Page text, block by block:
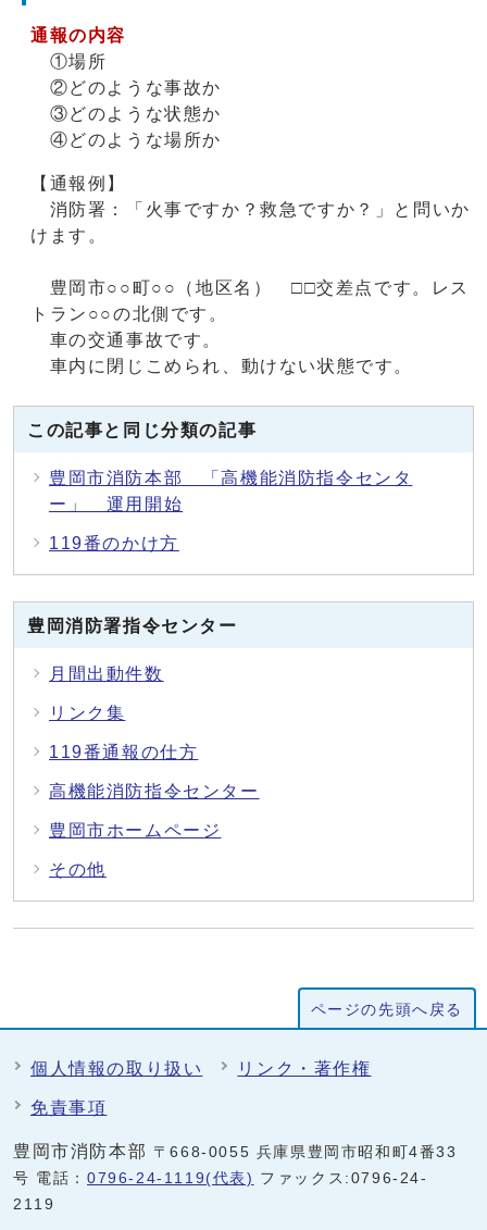
通報の内容
①場所
②どのような事故か
③どのような状態か
④どのような場所か
【通報例】
消防署：「火事ですか？救急ですか？」と問いか
けます。
豊岡市○○町○○（地区名） □□交差点です。レス
トラン○○の北側です。
車の交通事故です。
車内に閉じこめられ、動けない状態です。
この記事と同じ分類の記事
豊岡市消防本部 「高機能消防指令センタ
ー」 運用開始
119番のかけ方
豊岡消防署指令センター
月間出動件数
リンク集
119番通報の仕方
高機能消防指令センター
豊岡市ホームページ
その他
ページの先頭へ戻る
個人情報の取り扱い リンク・著作権
免責事項
豊岡市消防本部 〒668-0055 兵庫県豊岡市昭和町4番33
号 電話： 0796-24-1119(代表) ファックス:0796-24-
2119